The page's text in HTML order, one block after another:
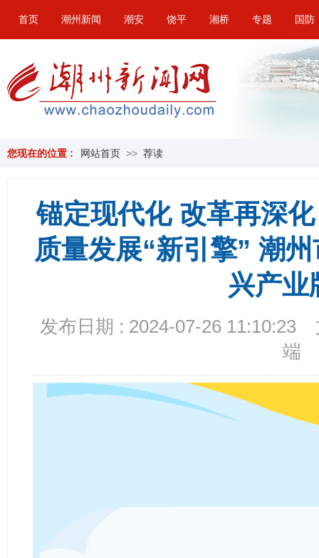
首页 潮州新闻 潮安 饶平 湘桥 专题 国防
您现在的位置 : 网站首页 >> 荐读
锚定现代化 改革再深
质量发展“新引擎” 潮
兴产业
发布日期 : 2024-07-26 11:10:23
端